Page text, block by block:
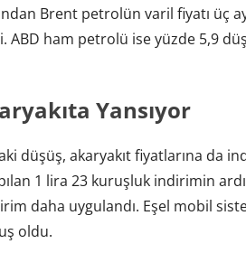
Brent petrolün varil fiyatı üç
ABD ham petrolü ise yüzde 5,9
Yansıyor
düşüş, akaryakıt fiyatlarına da
1 lira 23 kuruşluk indirimin
daha uygulandı. Eşel mobil
oldu.